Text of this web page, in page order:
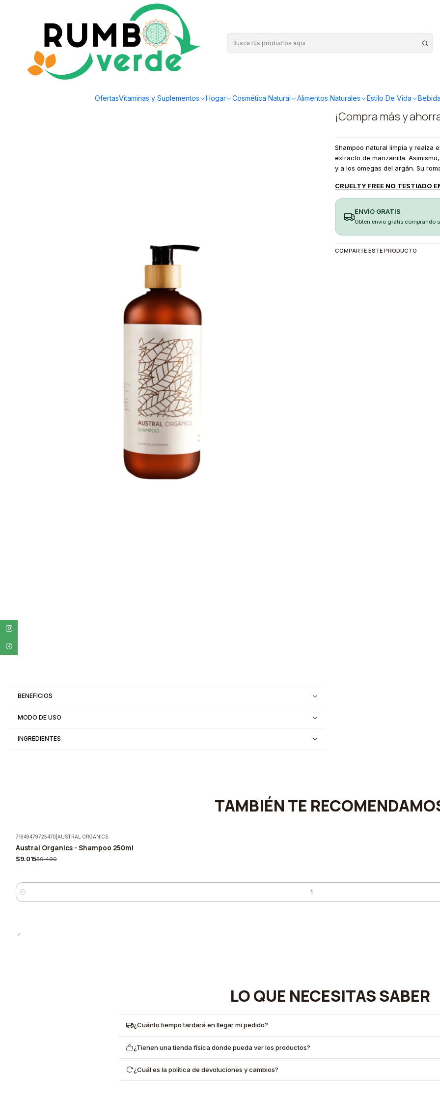
OfertasVitaminas y Suplementos Hogar Cosmética Natural Alimentos Naturales Estilo De Vida
Envío gratis por compras sobre los 59.990 en la provincia de Santiago
Cosmética Natural Cuidado Capilar Austral Organics - Shampoo 500ml
BENEFICIOS
MODO DE USO
INGREDIENTES
500ml
¡Compra más y
Shampoo natural limpia y realza
extracto de manzanilla.
y a los omegas del argán. Su
CRUELTY FREE NO TESTIADO
ENVÍO GRATIS
Obten envio gratis comprando
COMPARTE ESTE PRODUCTO
TAMBIÉN TE
-5%
71649479725470 AUSTRAL ORGANICS
Austral Organics - Shampoo 250ml
$9.015$9.490
Cantidad
LO QUE NECESITAS SABER
¿Cuánto tiempo tardará en llegar mi pedido?
¿Tienen una tienda física donde pueda ver los productos?
¿Cuál es la política de devoluciones y cambios?